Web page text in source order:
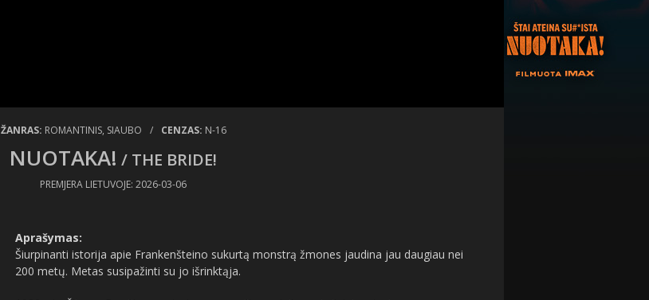
ŽANRAS: ROMANTINIS, SIAUBO / CENZAS: N-16
NUOTAKA! / THE BRIDE!
PREMJERA LIETUVOJE: 2026-03-06
Aprašymas:
Šiurpinanti istorija apie Frankenšteino sukurtą monstrą žmones jaudina jau daugiau nei
200 metų. Metas susipažinti su jo išrinktąja.